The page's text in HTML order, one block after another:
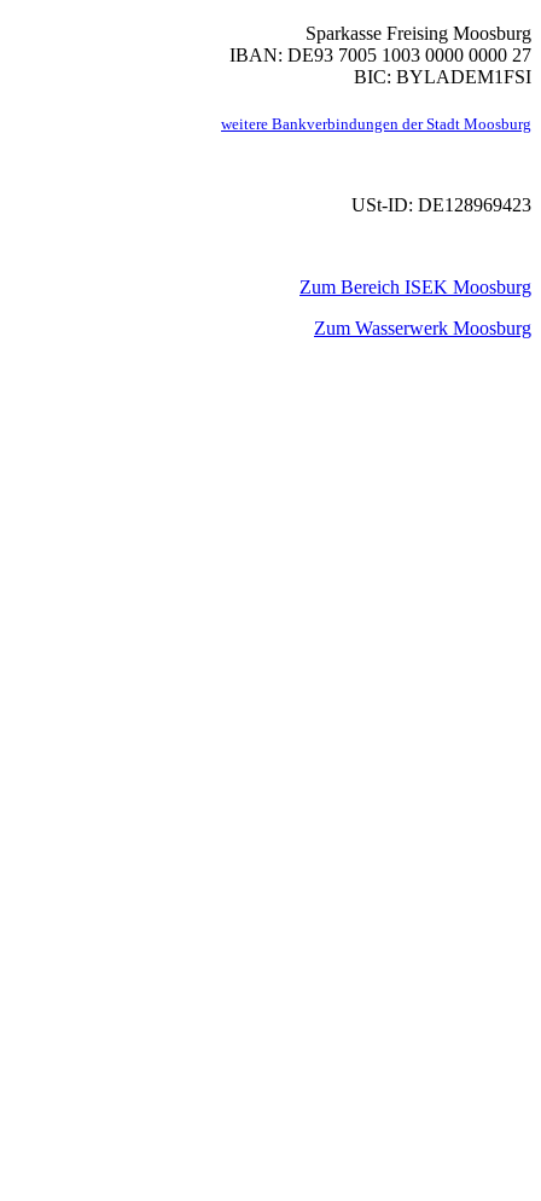
Sparkasse Freising Moosburg
IBAN: DE93 7005 1003 0000 0000 27
BIC: BYLADEM1FSI
weitere Bankverbindungen der Stadt Moosburg
USt-ID: DE128969423
Zum Bereich ISEK Moosburg
Zum Wasserwerk Moosburg